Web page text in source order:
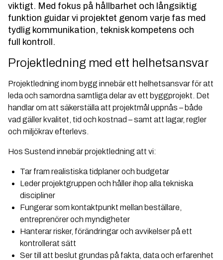
viktigt. Med fokus på hållbarhet och långsiktig
funktion guidar vi projektet genom varje fas med
tydlig kommunikation, teknisk kompetens och
full kontroll.
Projektledning med ett helhetsansvar
Projektledning inom bygg innebär ett helhetsansvar för att
leda och samordna samtliga delar av ett byggprojekt. Det
handlar om att säkerställa att projektmål uppnås – både
vad gäller kvalitet, tid och kostnad – samt att lagar, regler
och miljökrav efterlevs.
Hos Sustend innebär projektledning att vi:
Tar fram realistiska tidplaner och budgetar
Leder projektgruppen och håller ihop alla tekniska
discipliner
Fungerar som kontaktpunkt mellan beställare,
entreprenörer och myndigheter
Hanterar risker, förändringar och avvikelser på ett
kontrollerat sätt
Ser till att beslut grundas på fakta, data och erfarenhet